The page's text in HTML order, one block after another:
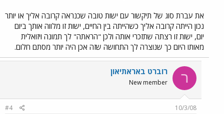
את עברת סוג של תיקשור עם ישות טובה שכנראה קרובה אליך או יותר
נכון הייתה קרובה אליך כשהייתה בין החיים, ישות זו מלווה אותך ביום
יום, ישות זו רצתה שתזכרי אותה ולכן "הראתה" לך תמונה ויזואלית
מאותו היום כך שנוצרה לך התחושה שזה אכן היה יותר מסתם חלום.
ר רוברט באראתיאון
New member
10/3/08
#4